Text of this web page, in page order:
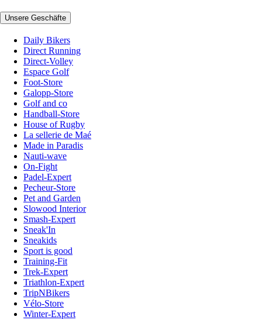
Unsere Geschäfte
Daily Bikers
Direct Running
Direct-Volley
Espace Golf
Foot-Store
Galopp-Store
Golf and co
Handball-Store
House of Rugby
La sellerie de Maé
Made in Paradis
Nauti-wave
On-Fight
Padel-Expert
Pecheur-Store
Pet and Garden
Slowood Interior
Smash-Expert
Sneak'In
Sneakids
Sport is good
Training-Fit
Trek-Expert
Triathlon-Expert
TripNBikers
Vélo-Store
Winter-Expert